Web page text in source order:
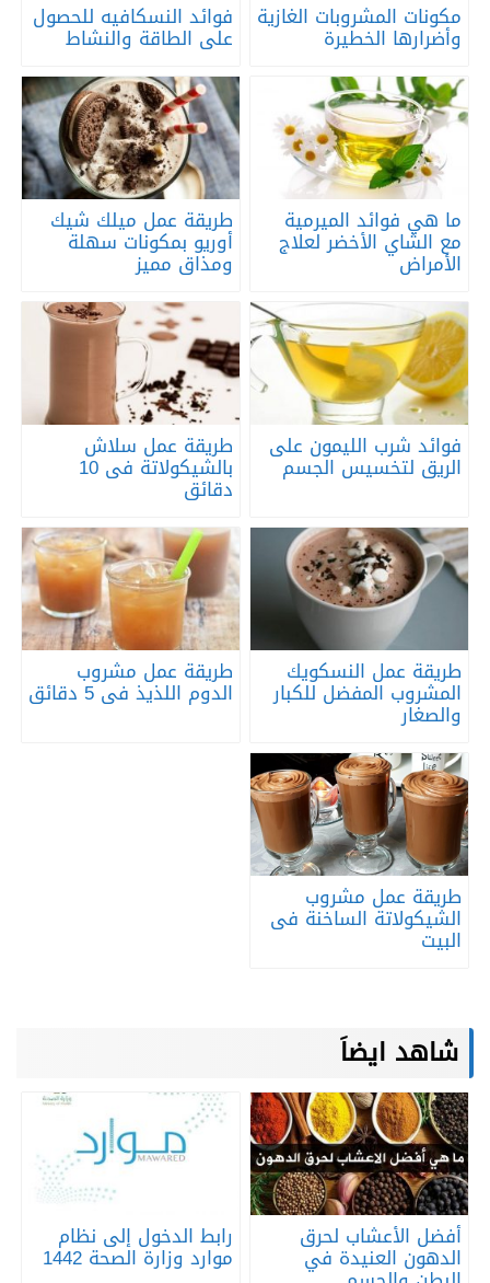
مكونات المشروبات الغازية
وأضرارها الخطيرة
فوائد النسكافيه للحصول
على الطاقة والنشاط
ما هي فوائد الميرمية
مع الشاي الأخضر لعلاج
الأمراض
طريقة عمل ميلك شيك
أوريو بمكونات سهلة
ومذاق مميز
فوائد شرب الليمون على
الريق لتخسيس الجسم
طريقة عمل سلاش
بالشيكولاتة فى 10
دقائق
طريقة عمل النسكويك
المشروب المفضل للكبار
والصغار
طريقة عمل مشروب
الدوم اللذيذ فى 5 دقائق
طريقة عمل مشروب
الشيكولاتة الساخنة فى
البيت
شاهد ايضاَ
أفضل الأعشاب لحرق
الدهون العنيدة في
رابط الدخول إلى نظام
موارد وزارة الصحة 1442